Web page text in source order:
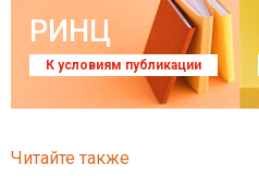
РИНЦ
К условиям публикации
Читайте также